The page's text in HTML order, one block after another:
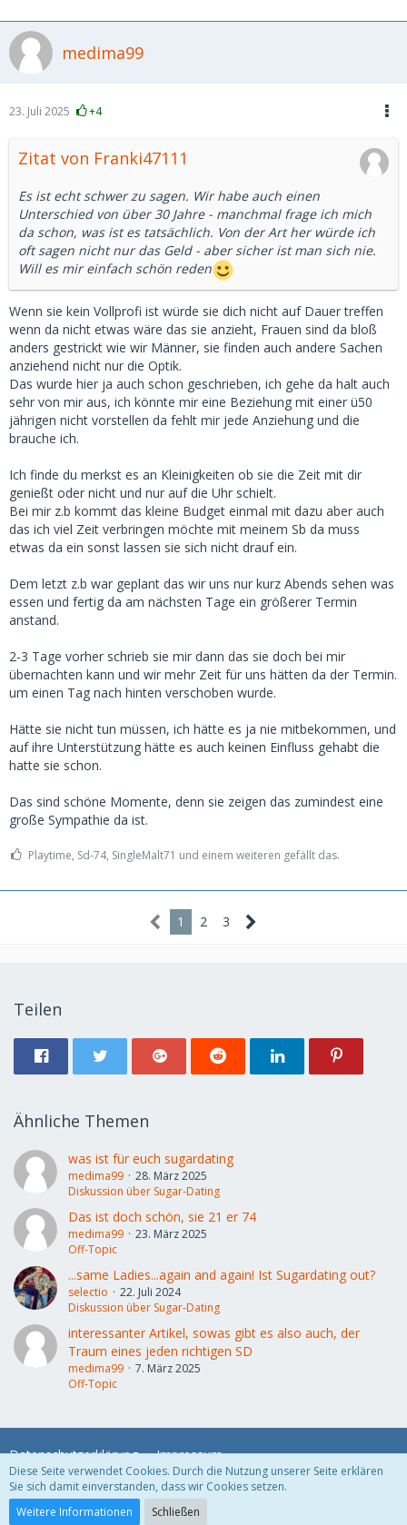
medima99
23. Juli 2025 +4
Zitat von Franki47111
Es ist echt schwer zu sagen. Wir habe auch einen
Unterschied von über 30 Jahre - manchmal frage ich mich
da schon, was ist es tatsächlich. Von der Art her würde ich
oft sagen nicht nur das Geld - aber sicher ist man sich nie.
Will es mir einfach schön reden
Wenn sie kein Vollprofi ist würde sie dich nicht auf Dauer treffen
wenn da nicht etwas wäre das sie anzieht, Frauen sind da bloß
anders gestrickt wie wir Männer, sie finden auch andere Sachen
anziehend nicht nur die Optik.
Das wurde hier ja auch schon geschrieben, ich gehe da halt auch
sehr von mir aus, ich könnte mir eine Beziehung mit einer ü50
jährigen nicht vorstellen da fehlt mir jede Anziehung und die
brauche ich.
Ich finde du merkst es an Kleinigkeiten ob sie die Zeit mit dir
genießt oder nicht und nur auf die Uhr schielt.
Bei mir z.b kommt das kleine Budget einmal mit dazu aber auch
das ich viel Zeit verbringen möchte mit meinem Sb da muss
etwas da ein sonst lassen sie sich nicht drauf ein.
Dem letzt z.b war geplant das wir uns nur kurz Abends sehen was
essen und fertig da am nächsten Tage ein größerer Termin
anstand.
2-3 Tage vorher schrieb sie mir dann das sie doch bei mir
übernachten kann und wir mehr Zeit für uns hätten da der Termin.
um einen Tag nach hinten verschoben wurde.
Hätte sie nicht tun müssen, ich hätte es ja nie mitbekommen, und
auf ihre Unterstützung hätte es auch keinen Einfluss gehabt die
hatte sie schon.
Das sind schöne Momente, denn sie zeigen das zumindest eine
große Sympathie da ist.
Playtime, Sd-74, SingleMalt71 und einem weiteren gefällt das.
1 2 3
Teilen
Ähnliche Themen
was ist für euch sugardating
medima99
28. März 2025
Diskussion über Sugar-Dating
Das ist doch schön, sie 21 er 74
medima99
23. März 2025
Off-Topic
...same Ladies...again and again! Ist Sugardating out?
selectio
22. Juli 2024
Diskussion über Sugar-Dating
interessanter Artikel, sowas gibt es also auch, der
Traum eines jeden richtigen SD
medima99
7. März 2025
Off-Topic
Datenschutzerklärung Impressum
Community-Software:
Diese Seite verwendet Cookies. Durch die Nutzung unserer Seite erklären
Sie sich damit einverstanden, dass wir Cookies setzen.
Weitere Informationen
Schließen